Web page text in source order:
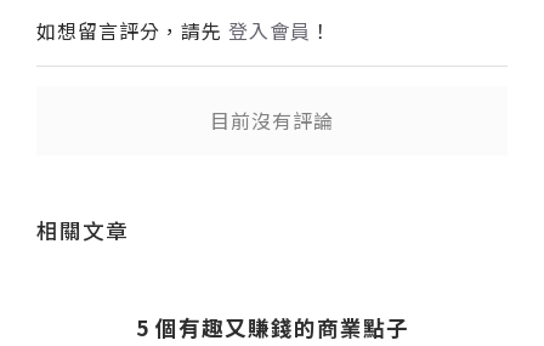
如想留言評分，請先 登入會員 ！
目前沒有評論
相關文章
5 個有趣又賺錢的商業點子